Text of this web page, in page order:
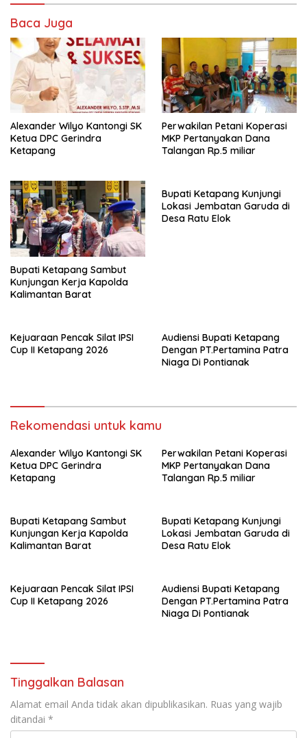
o
o
k
A
p
p
Baca Juga
Alexander Wilyo Kantongi SK
Ketua DPC Gerindra
Ketapang
Perwakilan Petani Koperasi
MKP Pertanyakan Dana
Talangan Rp.5 miliar
Bupati Ketapang Sambut
Kunjungan Kerja Kapolda
Kalimantan Barat
Bupati Ketapang Kunjungi
Lokasi Jembatan Garuda di
Desa Ratu Elok
Kejuaraan Pencak Silat IPSI
Cup II Ketapang 2026
Audiensi Bupati Ketapang
Dengan PT.Pertamina Patra
Niaga Di Pontianak
Rekomendasi untuk kamu
Alexander Wilyo Kantongi SK
Ketua DPC Gerindra
Ketapang
Perwakilan Petani Koperasi
MKP Pertanyakan Dana
Talangan Rp.5 miliar
Bupati Ketapang Sambut
Kunjungan Kerja Kapolda
Kalimantan Barat
Bupati Ketapang Kunjungi
Lokasi Jembatan Garuda di
Desa Ratu Elok
Kejuaraan Pencak Silat IPSI
Cup II Ketapang 2026
Audiensi Bupati Ketapang
Dengan PT.Pertamina Patra
Niaga Di Pontianak
Tinggalkan Balasan
Alamat email Anda tidak akan dipublikasikan. Ruas yang wajib
ditandai *